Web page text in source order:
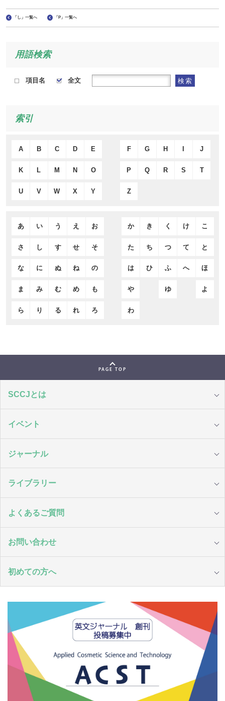
「し」一覧へ 「P」一覧へ
用語検索
項目名 全文 検索
索引
A B C D E F G H J
K L M N O P Q R S T
U V W X Y Z
あ い う え お か き く け こ
さ し す せ そ た ち つ て と
な に ぬ ね の は ひ ふ へ ほ
ま み む め も や ゆ よ
ら り る れ ろ わ
PAGE TOP
SCCJとは
イベント
ジャーナル
ライブラリー
よくあるご質問
お問い合わせ
初めての方へ